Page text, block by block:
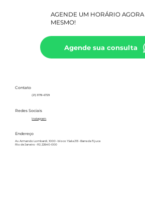
AGENDE UM HORÁRIO AGORA
MESMO!
Agende sua consulta
Contato
(21) 3178-6729
Redes Sociais
Instagram
Endereço
Av. Armando Lombardi, 1000 - bloco 1 Sala 213 - Barra da Tijuca
Rio de Janeiro - RJ, 22640-000